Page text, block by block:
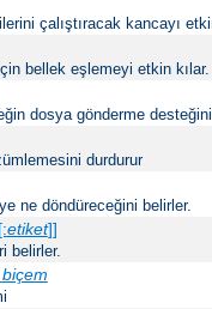
çalıştıracak kancayı
bellek eşlemeyi etkin kılar.
dosya gönderme
durdurur
ne döndüreceğini belirler.
etiket]]
belirler.
biçem